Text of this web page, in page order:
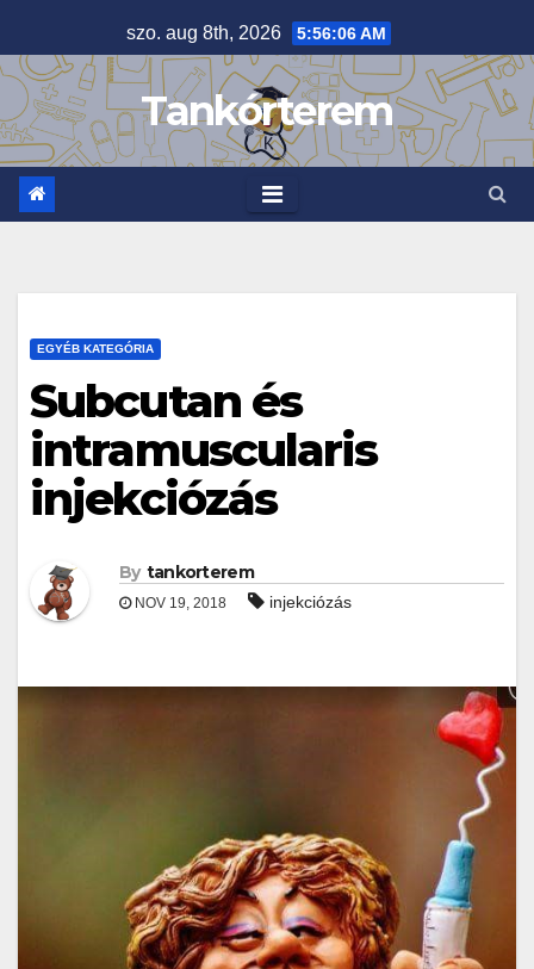
to
content
szo. aug 8th, 2026 5:56:07 AM
Tankórterem
EGYÉB KATEGÓRIA
Subcutan és
intramuscularis
injekciózás
By tankorterem
NOV 19, 2018 injekciózás